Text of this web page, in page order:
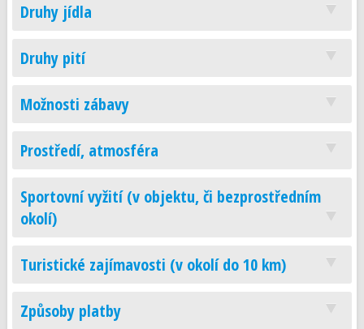
Druhy jídla
Druhy pití
Možnosti zábavy
Prostředí, atmosféra
Sportovní vyžití (v objektu, či bezprostředním
okolí)
Turistické zajímavosti (v okolí do 10 km)
Způsoby platby